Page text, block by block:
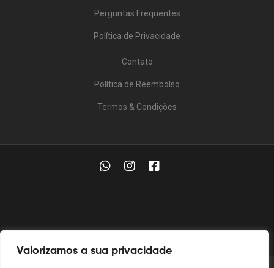
Valorizamos a sua privacidade
Perguntas Frequentes
Política de Privacidade
Contato
Política de Reembolso
Termos & Condições